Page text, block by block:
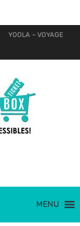
YOOLA – VOYAGE
MENU